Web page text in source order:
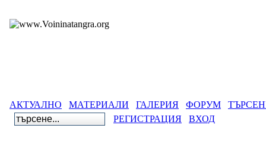
АКТУАЛНО МАТЕРИАЛИ ГАЛЕРИЯ ФОРУМ
РЕГИСТРАЦИЯ
ВХОД